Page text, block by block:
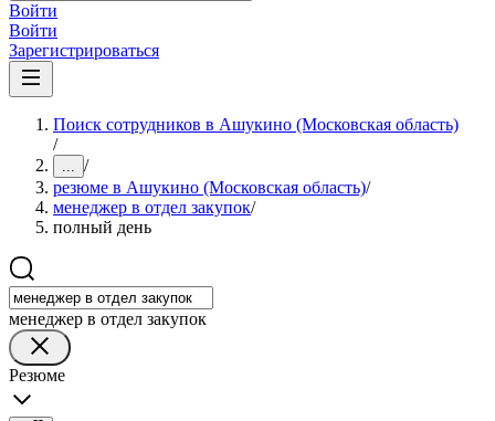
Войти
Войти
Зарегистрироваться
Поиск сотрудников в Ашукино (Московская область)
/
... /
резюме в Ашукино (Московская область)/
менеджер в отдел закупок/
полный день
менеджер в отдел закупок
Резюме